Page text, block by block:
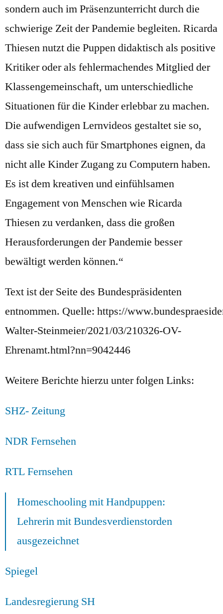
sondern auch im Präsenzunterricht durch die
schwierige Zeit der Pandemie begleiten. Ricarda
Thiesen nutzt die Puppen didaktisch als positive
Kritiker oder als fehlermachendes Mitglied der
Klassengemeinschaft, um unterschiedliche
Situationen für die Kinder erlebbar zu machen.
Die aufwendigen Lernvideos gestaltet sie so,
dass sie sich auch für Smartphones eignen, da
nicht alle Kinder Zugang zu Computern haben.
Es ist dem kreativen und einfühlsamen
Engagement von Menschen wie Ricarda
Thiesen zu verdanken, dass die großen
Herausforderungen der Pandemie besser
bewältigt werden können.“
Text ist der Seite des Bundespräsidenten
entnommen. Quelle: https://
Walter-Steinmeier/2021/03/210326-OV-
Ehrenamt.html?nn=9042446
Weitere Berichte hierzu unter folgen Links:
SHZ- Zeitung
NDR Fernsehen
RTL Fernsehen
Homeschooling mit Handpuppen:
Lehrerin mit Bundesverdienstorden
ausgezeichnet
Spiegel
Landesregierung SH